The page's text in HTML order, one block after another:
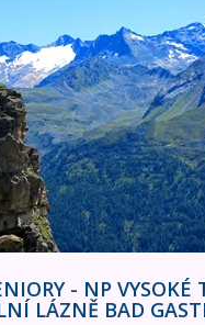
- NP VYSOKÉ
LÁZNĚ BAD